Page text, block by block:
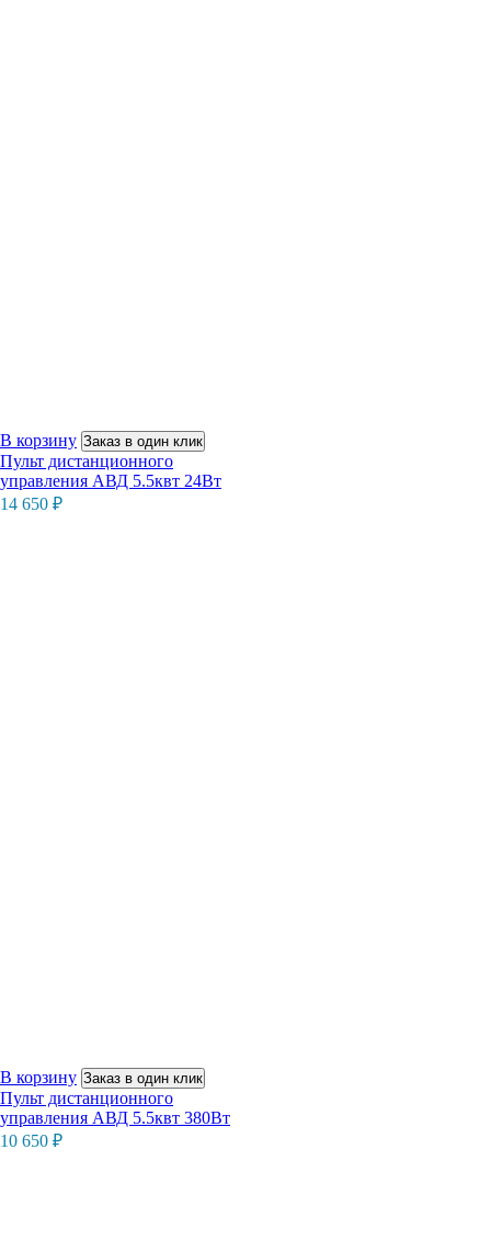
В корзину Заказ в один клик
Пульт дистанционного
управления АВД 5.5квт 24Вт
14 650 ₽
В корзину Заказ в один клик
Пульт дистанционного
управления АВД 5.5квт 380Вт
10 650 ₽